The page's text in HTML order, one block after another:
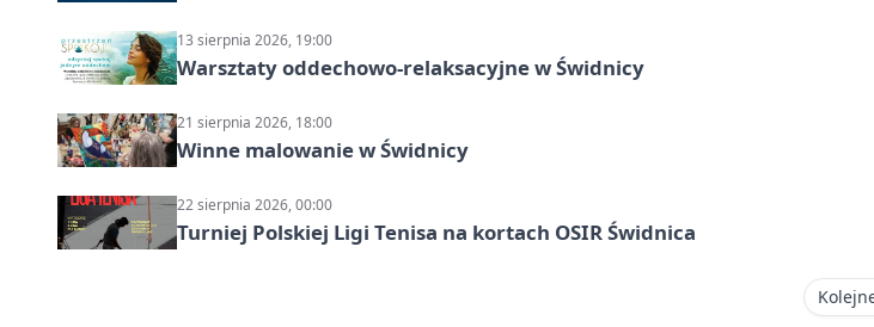
13 sierpnia 2026, 19:00
Warsztaty oddechowo-relaksacyjne w Świdnicy
21 sierpnia 2026, 18:00
Winne malowanie w Świdnicy
22 sierpnia 2026, 00:00
Turniej Polskiej Ligi Tenisa na kortach OSIR Świdnica